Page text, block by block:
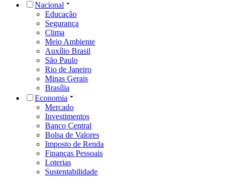
Nacional
Educação
Segurança
Clima
Meio Ambiente
Auxílio Brasil
São Paulo
Rio de Janeiro
Minas Gerais
Brasília
Economia
Mercado
Investimentos
Banco Central
Bolsa de Valores
Imposto de Renda
Finanças Pessoais
Loterias
Sustentabilidade